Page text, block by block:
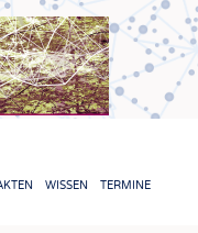
WISSEN TERMINE